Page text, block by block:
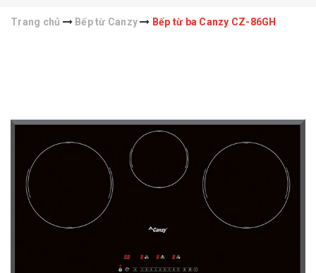
Trang chủ Bếp từ Canzy Bếp từ ba Canzy CZ-86GH